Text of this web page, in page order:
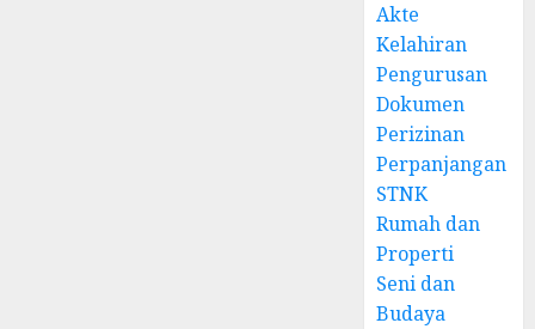
Akte
Kelahiran
Pengurusan
Dokumen
Perizinan
Perpanjangan
STNK
Rumah dan
Properti
Seni dan
Budaya